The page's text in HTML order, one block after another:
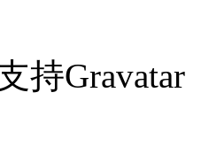
持Gravatar